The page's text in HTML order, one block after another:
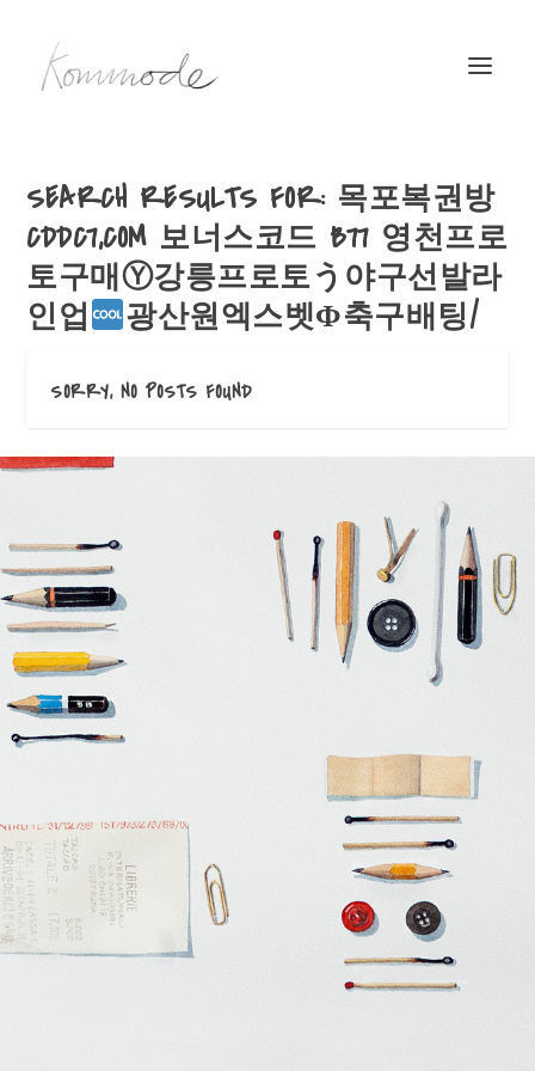
SEARCH RESULTS FOR: 목포복권방
CDDC7,COM 보너스코드 B77 영천프로
토구매Ⓨ강릉프로토う야구선발라
인업
광산원엑스벳Φ축구배팅/
SORRY, NO POSTS FOUND